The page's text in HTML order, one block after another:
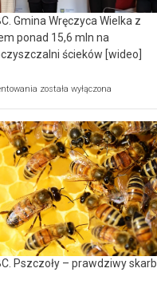
Gmina Wręczyca Wielka z
ponad 15,6 mln na
ścieków [wideo]
Ekologiczne
Wręczyca
Wielka
z
dofinansowaniem
ponad
15,6
mln
na
modernizację
oczyszczalni
ścieków
[wideo]
została wyłączona
Pszczoły – prawdziwy skarb